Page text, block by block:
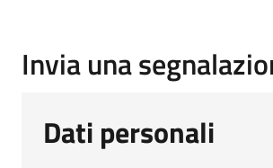
Invia una
Dati personali